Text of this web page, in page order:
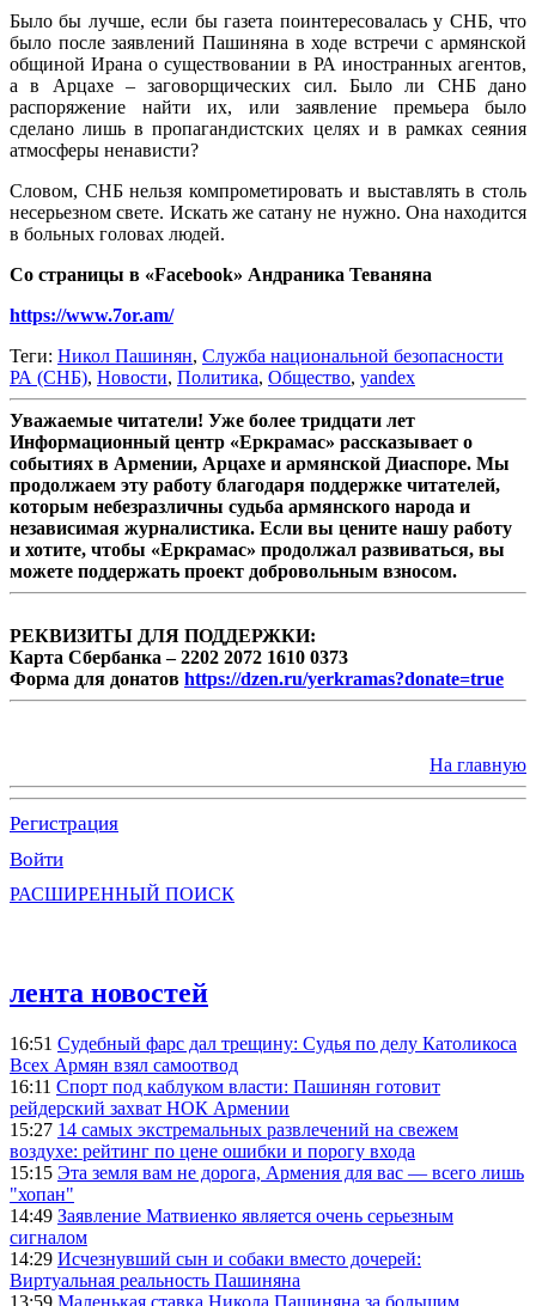
Было бы лучше, если бы газета поинтересовалась у СНБ, что
было после заявлений Пашиняна в ходе встречи с армянской
общиной Ирана о существовании в РА иностранных агентов,
а в Арцахе – заговорщических сил. Было ли СНБ дано
распоряжение найти их, или заявление премьера было
сделано лишь в пропагандистских целях и в рамках сеяния
атмосферы ненависти?
Словом, СНБ нельзя компрометировать и выставлять в столь
несерьезном свете. Искать же сатану не нужно. Она находится
в больных головах людей.
Со страницы в «Facebook» Андраника Теваняна
https://www.7or.am/
Теги: Никол Пашинян, Служба национальной безопасности
РА (СНБ), Новости, Политика, Общество, yandex
Уважаемые читатели! Уже более тридцати лет
Информационный центр «Еркрамас» рассказывает о
событиях в Армении, Арцахе и армянской Диаспоре. Мы
продолжаем эту работу благодаря поддержке читателей,
которым небезразличны судьба армянского народа и
независимая журналистика. Если вы цените нашу работу
и хотите, чтобы «Еркрамас» продолжал развиваться, вы
можете поддержать проект добровольным взносом.
РЕКВИЗИТЫ ДЛЯ ПОДДЕРЖКИ:
Карта Сбербанка – 2202 2072 1610 0373
Форма для донатов https://dzen.ru/yerkramas?donate=true
На главную
Регистрация
Войти
РАСШИРЕННЫЙ ПОИСК
лента новостей
16:51 Судебный фарс дал трещину: Судья по делу Католикоса
Всех Армян взял самоотвод
16:11 Спорт под каблуком власти: Пашинян готовит
рейдерский захват НОК Армении
15:27 14 самых экстремальных развлечений на свежем
воздухе: рейтинг по цене ошибки и порогу входа
15:15 Эта земля вам не дорога, Армения для вас — всего лишь
"хопан"
14:49 Заявление Матвиенко является очень серьезным
сигналом
14:29 Исчезнувший сын и собаки вместо дочерей:
Виртуальная реальность Пашиняна
13:59 Маленькая ставка Никола Пашиняна за большим